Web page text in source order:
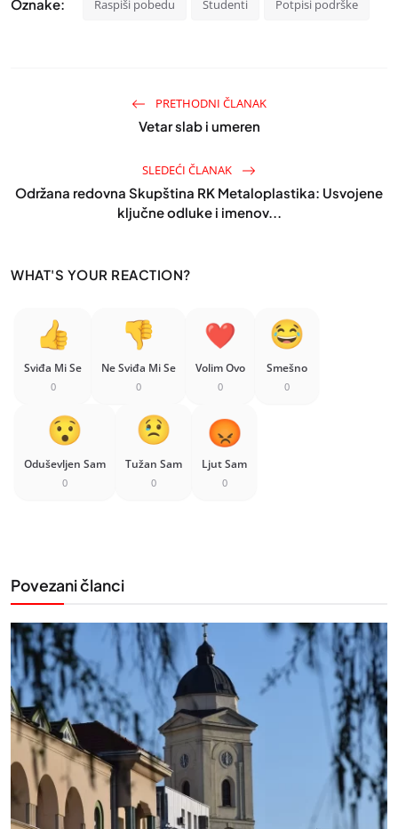
Oznake: Raspiši pobedu Studenti Potpisi podrške
PRETHODNI ČLANAK
Vetar slab i umeren
SLEDEĆI ČLANAK
Održana redovna Skupština RK Metaloplastika: Usvojene
ključne odluke i imenov...
WHAT'S YOUR REACTION?
Sviđa Mi Se
0
Ne Sviđa Mi Se
0
Volim Ovo
0
Smešno
0
Oduševljen Sam
0
Tužan Sam
0
Ljut Sam
0
Povezani članci